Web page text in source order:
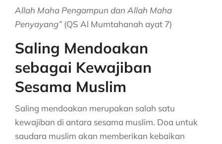
Allah Maha Pengampun dan Allah Maha
Penyayang” (QS Al Mumtahanah ayat 7)
Saling Mendoakan
sebagai Kewajiban
Sesama Muslim
Saling mendoakan merupakan salah satu
kewajiban di antara sesama muslim. Doa untuk
saudara muslim akan memberikan kebaikan